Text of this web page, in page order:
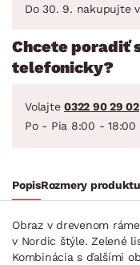
Do 30. 9. nakupujte
Chcete poradiť
telefonicky?
Volajte 0322 90 29 02
Po - Pia 8:00 -
PopisRozmery produktu
Obraz v drevenom
v Nordic štýle. Zelené
Kombinácia s ďalšími